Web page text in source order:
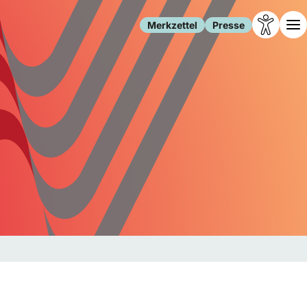
Merkzettel Presse
Leben
Familie
Freizeit
Gesundheit
Internet
Gesellschaft
Forschung
Migration
Polizei